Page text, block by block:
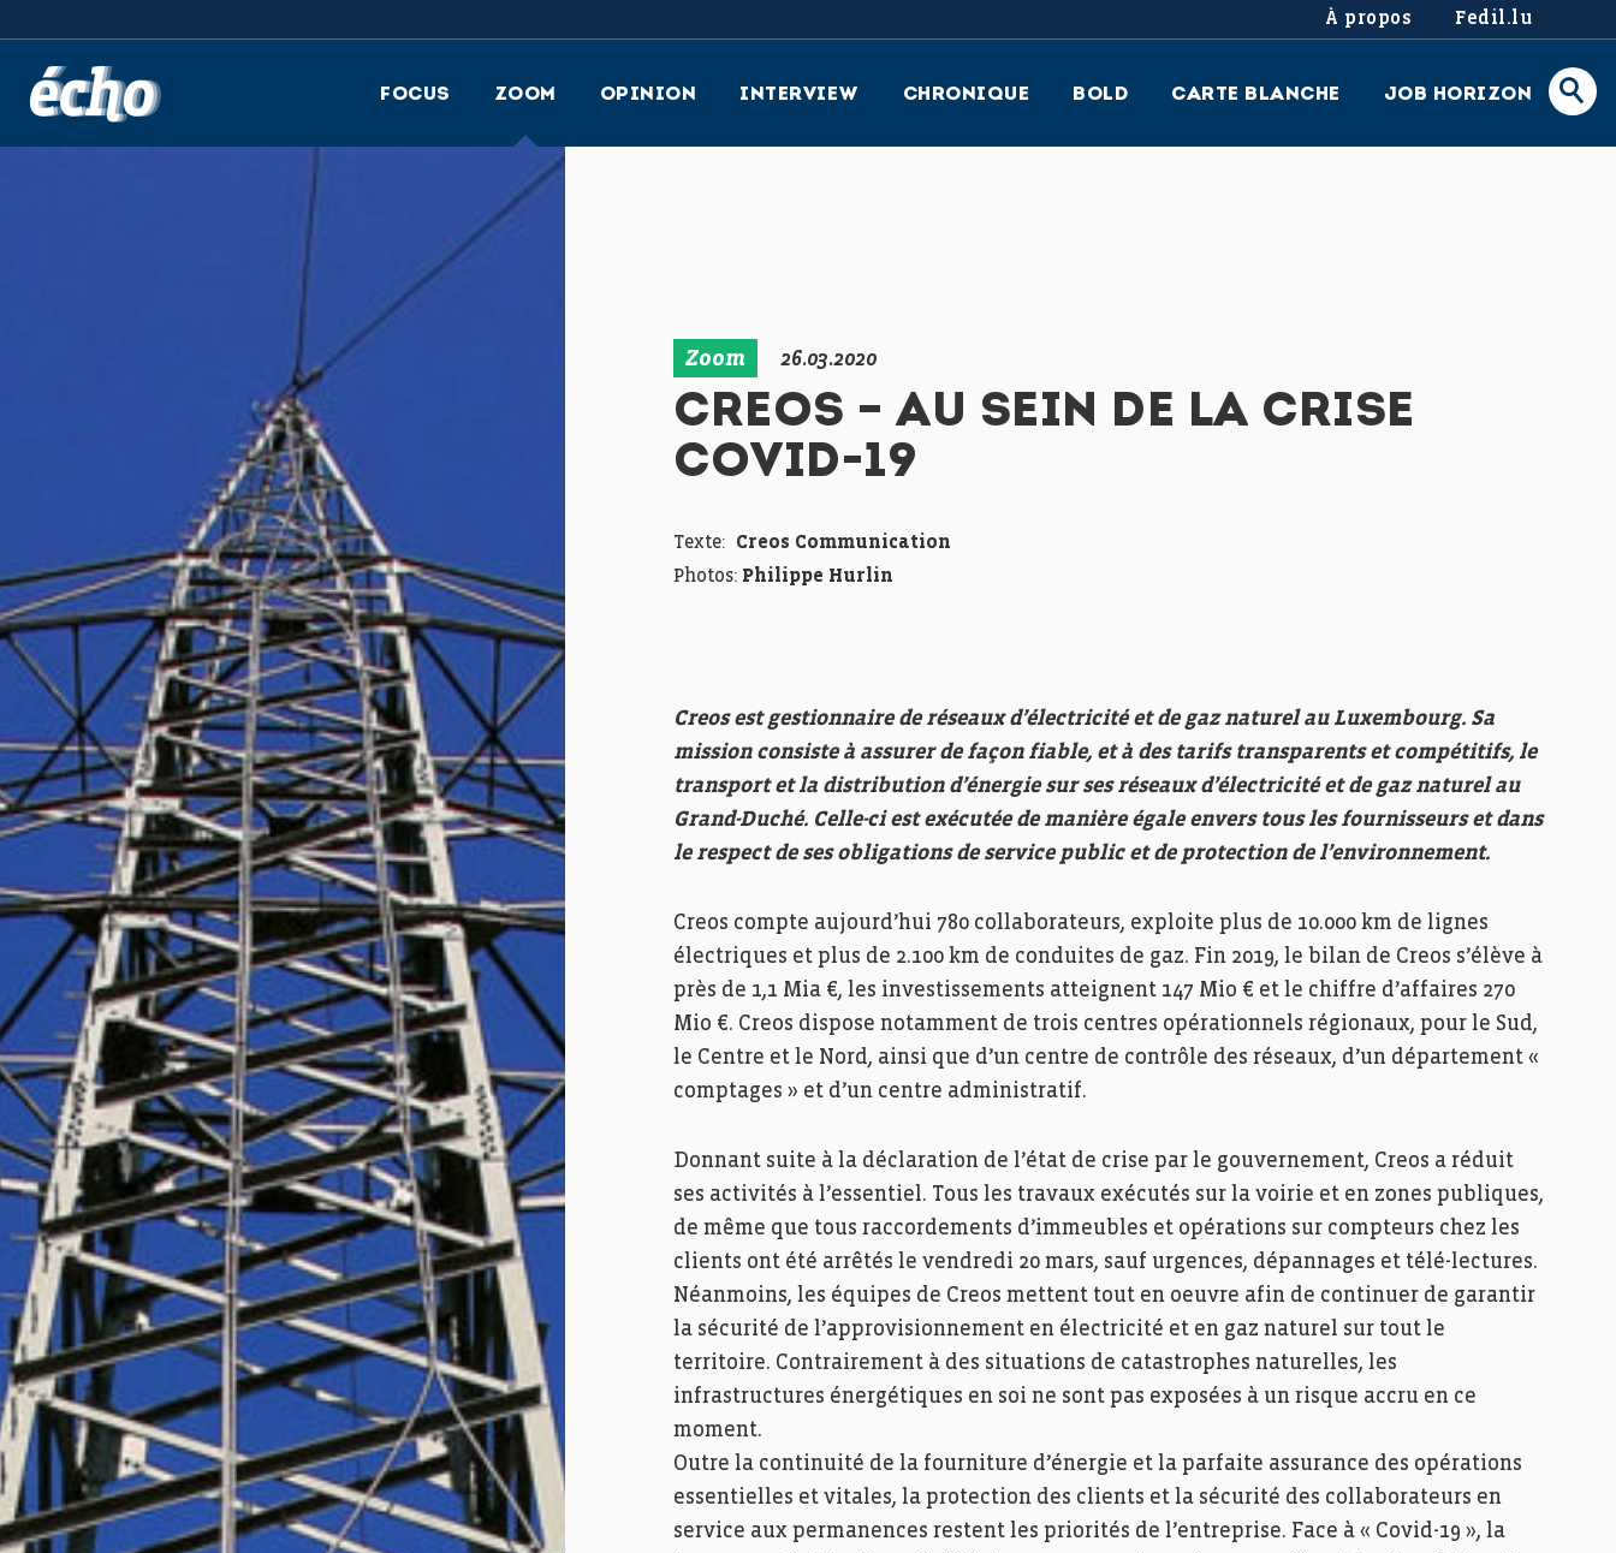
À propos Fedil.lu
FOCUS ZOOM OPINION INTERVIEW CHRONIQUE BOLD CARTE BLANCHE JOB HORIZON
Zoom 26.03.2020
CREOS – AU SEIN DE LA CRISE
COVID-19
Texte:
Creos Communication
Photos: Philippe Hurlin
Creos est gestionnaire de réseaux d’électricité et de gaz naturel au Luxembourg. Sa
mission consiste à assurer de façon fiable, et à des tarifs transparents et compétitifs, le
transport et la distribution d’énergie sur ses réseaux d’électricité et de gaz naturel au
Grand-Duché. Celle-ci est exécutée de manière égale envers tous les fournisseurs et dans
le respect de ses obligations de service public et de protection de l’environnement.
Creos compte aujourd’hui 780 collaborateurs, exploite plus de 10.000 km de lignes
électriques et plus de 2.100 km de conduites de gaz. Fin 2019, le bilan de Creos s’élève à
près de 1,1 Mia €, les investissements atteignent 147 Mio € et le chiffre d’affaires 270
Mio €. Creos dispose notamment de trois centres opérationnels régionaux, pour le Sud,
le Centre et le Nord, ainsi que d’un centre de contrôle des réseaux, d’un département «
comptages » et d’un centre administratif.
Donnant suite à la déclaration de l’état de crise par le gouvernement, Creos a réduit
ses activités à l’essentiel. Tous les travaux exécutés sur la voirie et en zones publiques,
de même que tous raccordements d’immeubles et opérations sur compteurs chez les
clients ont été arrêtés le vendredi 20 mars, sauf urgences, dépannages et télé-lectures.
Néanmoins, les équipes de Creos mettent tout en oeuvre afin de continuer de garantir
la sécurité de l’approvisionnement en électricité et en gaz naturel sur tout le
territoire. Contrairement à des situations de catastrophes naturelles, les
infrastructures énergétiques en soi ne sont pas exposées à un risque accru en ce
moment.
Outre la continuité de la fourniture d’énergie et la parfaite assurance des opérations
essentielles et vitales, la protection des clients et la sécurité des collaborateurs en
service aux permanences restent les priorités de l’entreprise. Face à « Covid-19 », la